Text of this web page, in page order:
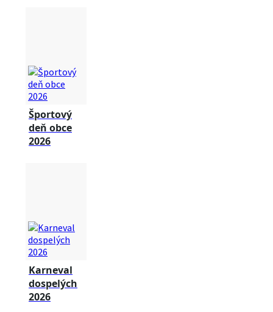
Športový
deň obce
2026
Karneval
dospelých
2026